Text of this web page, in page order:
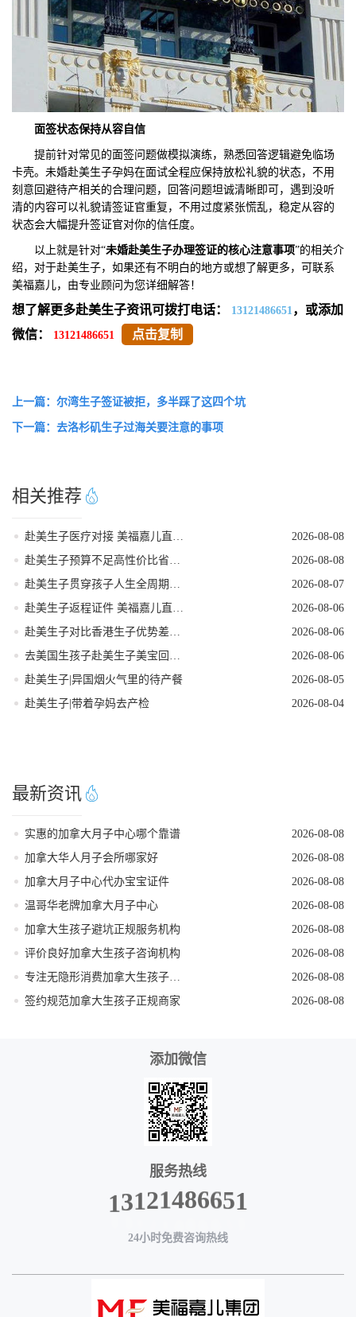
面签状态保持从容自信
提前针对常见的面签问题做模拟演练，熟悉回答逻辑避免临场
卡壳。未婚赴美生子孕妈在面试全程应保持放松礼貌的状态，不用
刻意回避待产相关的合理问题，回答问题坦诚清晰即可，遇到没听
清的内容可以礼貌请签证官重复，不用过度紧张慌乱，稳定从容的
状态会大幅提升签证官对你的信任度。
以上就是针对“未婚赴美生子办理签证的核心注意事项”的相关介
绍，对于赴美生子，如果还有不明白的地方或想了解更多，可联系
美福嘉儿，由专业顾问为您详细解答！
想了解更多赴美生子资讯可拨打电话： 13121486651 ，或添加
微信：
13121486651 点击复制
上一篇：尔湾生子签证被拒，多半踩了这四个坑
下一篇：去洛杉矶生子过海关要注意的事项
相关推荐
2026-08-08
2026-08-08
2026-08-07
2026-08-06
2026-08-06
2026-08-06
赴美生子|异国烟火气里的待产餐
2026-08-05
赴美生子|带着孕妈去产检
2026-08-04
最新资讯
实惠的加拿大月子中心哪个靠谱
2026-08-08
加拿大华人月子会所哪家好
2026-08-08
加拿大月子中心代办宝宝证件
2026-08-08
温哥华老牌加拿大月子中心
2026-08-08
加拿大生孩子避坑正规服务机构
2026-08-08
评价良好加拿大生孩子咨询机构
2026-08-08
2026-08-08
签约规范加拿大生孩子正规商家
2026-08-08
添加微信
服务热线
13121486651
24小时免费咨询热线